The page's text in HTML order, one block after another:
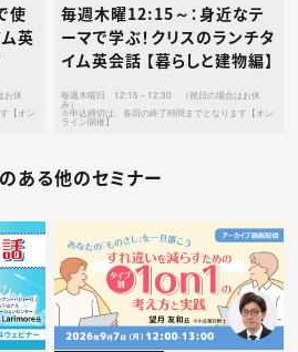
使
英
お休
【オン
毎週木曜12:15～：身近なテ
ーマで学ぶ！クリスのランチタ
イム英会話 【暮らしと建物編】
毎週木曜日 12:15～12:30 （祝日の場合はお休
み）
※申込締切は、各回の終了時間までとなります【オン
ライン開催】
ある他のセミナー